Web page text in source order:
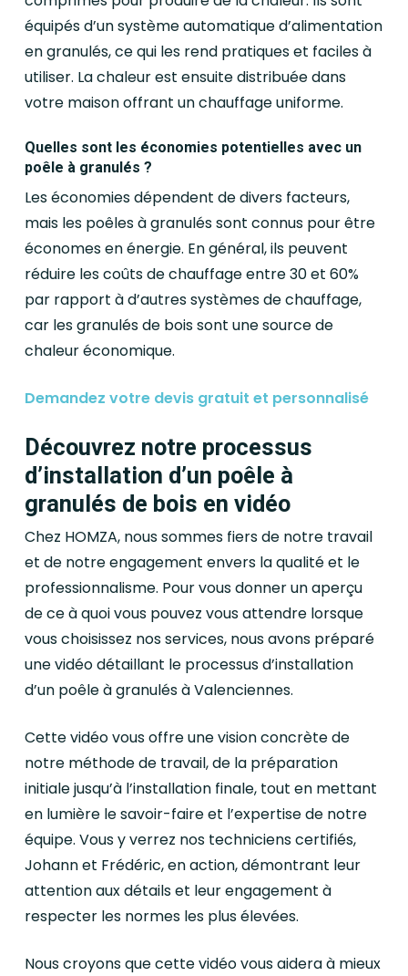
équipés d’un système automatique d’alimentation
en granulés, ce qui les rend pratiques et faciles à
utiliser. La chaleur est ensuite distribuée dans
votre maison offrant un chauffage uniforme.
Quelles sont les économies potentielles avec un
poêle à granulés ?
Les économies dépendent de divers facteurs,
mais les poêles à granulés sont connus pour être
économes en énergie. En général, ils peuvent
réduire les coûts de chauffage entre 30 et 60%
par rapport à d’autres systèmes de chauffage,
car les granulés de bois sont une source de
chaleur économique.
Demandez votre devis gratuit et personnalisé
Découvrez notre processus
d’installation d’un poêle à
granulés de bois en vidéo
Chez HOMZA, nous sommes fiers de notre travail
et de notre engagement envers la qualité et le
professionnalisme. Pour vous donner un aperçu
de ce à quoi vous pouvez vous attendre lorsque
vous choisissez nos services, nous avons préparé
une vidéo détaillant le processus d’installation
d’un poêle à granulés à Valenciennes.
Cette vidéo vous offre une vision concrète de
notre méthode de travail, de la préparation
initiale jusqu’à l’installation finale, tout en mettant
en lumière le savoir-faire et l’expertise de notre
équipe. Vous y verrez nos techniciens certifiés,
Johann et Frédéric, en action, démontrant leur
attention aux détails et leur engagement à
respecter les normes les plus élevées.
Nous croyons que cette vidéo vous aidera à mieux